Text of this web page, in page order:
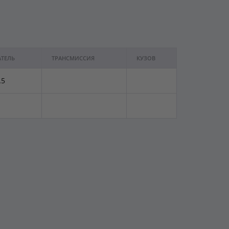
ТРАНСМИССИЯ КУЗОВ